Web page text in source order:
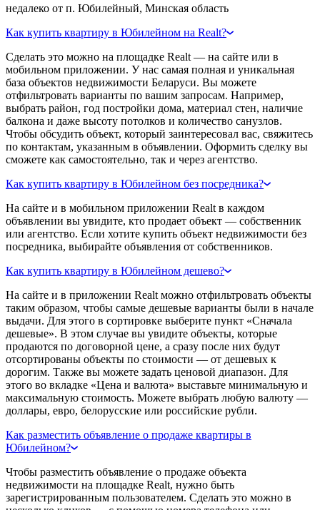
недалеко от п. Юбилейный, Минская область
Как купить квартиру в Юбилейном на Realt?
Сделать это можно на площадке Realt — на сайте или в
мобильном приложении. У нас самая полная и уникальная
база объектов недвижимости Беларуси. Вы можете
отфильтровать варианты по вашим запросам. Например,
выбрать район, год постройки дома, материал стен, наличие
балкона и даже высоту потолков и количество санузлов.
Чтобы обсудить объект, который заинтересовал вас, свяжитесь
по контактам, указанным в объявлении. Оформить сделку вы
сможете как самостоятельно, так и через агентство.
Как купить квартиру в Юбилейном без посредника?
На сайте и в мобильном приложении Realt в каждом
объявлении вы увидите, кто продает объект — собственник
или агентство. Если хотите купить объект недвижимости без
посредника, выбирайте объявления от собственников.
Как купить квартиру в Юбилейном дешево?
На сайте и в приложении Realt можно отфильтровать объекты
таким образом, чтобы самые дешевые варианты были в начале
выдачи. Для этого в сортировке выберите пункт «Сначала
дешевые». В этом случае вы увидите объекты, которые
продаются по договорной цене, а сразу после них будут
отсортированы объекты по стоимости — от дешевых к
дорогим. Также вы можете задать ценовой диапазон. Для
этого во вкладке «Цена и валюта» выставьте минимальную и
максимальную стоимость. Можете выбрать любую валюту —
доллары, евро, белорусские или российские рубли.
Как разместить объявление о продаже квартиры в
Юбилейном?
Чтобы разместить объявление о продаже объекта
недвижимости на площадке Realt, нужно быть
зарегистрированным пользователем. Сделать это можно в